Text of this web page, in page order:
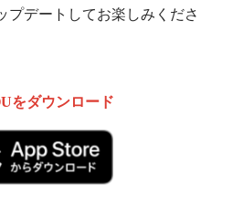
プデートしてお楽しみくださ
をダウンロード